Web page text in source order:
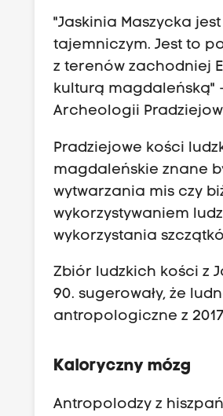
"Jaskinia Maszycka
tajemniczym. Jest to
z terenów zachodniej
kulturą magdaleńską"
Archeologii
Pradziejowe kości
magdaleńskie znane
wytwarzania mis czy
wykorzystywaniem
wykorzystania
Zbiór ludzkich kości z
90. sugerowały, że
antropologiczne z
Kaloryczny mózg
Antropolodzy z